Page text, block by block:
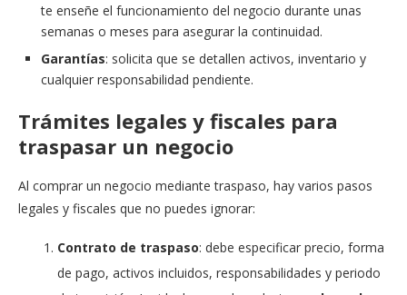
te enseñe el funcionamiento del negocio durante unas
semanas o meses para asegurar la continuidad.
Garantías: solicita que se detallen activos, inventario y
cualquier responsabilidad pendiente.
Trámites legales y fiscales para
traspasar un negocio
Al comprar un negocio mediante traspaso, hay varios pasos
legales y fiscales que no puedes ignorar:
Contrato de traspaso: debe especificar precio, forma
de pago, activos incluidos, responsabilidades y periodo